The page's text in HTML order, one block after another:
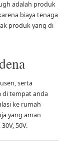
adalah produk
biaya tenaga
produk yang di
serta
di tempat anda
ke rumah
yang aman
50V.